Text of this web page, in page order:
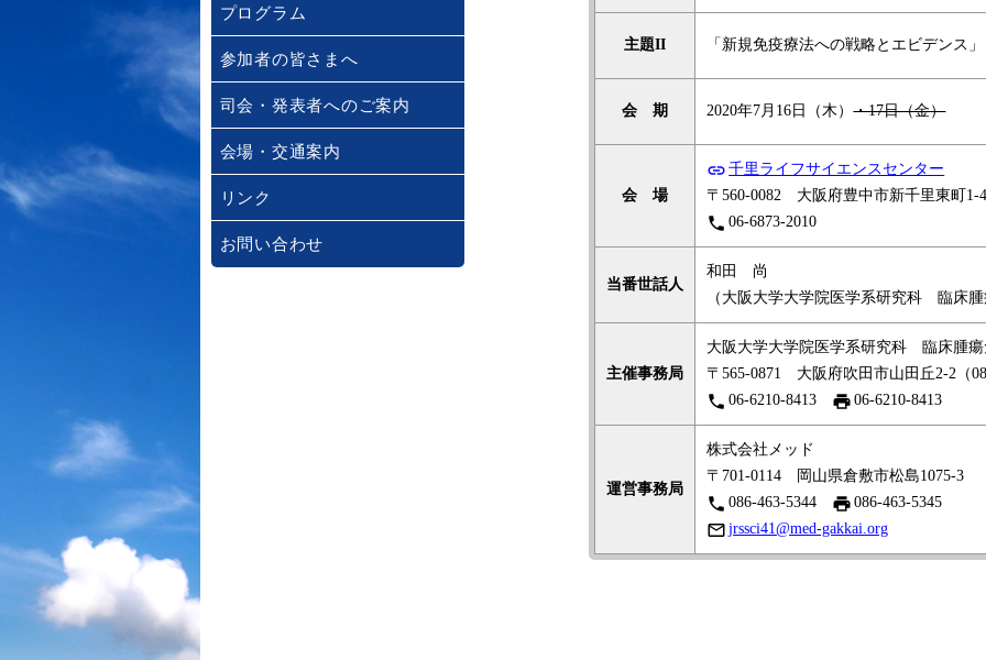
プログラム
参加者の皆さまへ
司会・発表者へのご案内
会場・交通案内
リンク
お問い合わせ
主題II 「新規免疫療法への戦略とエビデンス」
会 期 2020年7月16日（木）・17日（金）
会 場
link 千里ライフサイエンスセンター
〒560-0082 大阪府豊中市新千里東町1-
phone 06-6873-2010
当番世話人
和田 尚
（大阪大学大学院医学系研究科 臨床
主催事務局
大阪大学大学院医学系研究科 臨床腫
〒565-0871 大阪府吹田市山田丘2-2（
phone 06-6210-8413 print 06-6210-8413
運営事務局
株式会社メッド
〒701-0114 岡山県倉敷市松島1075-3
phone 086-463-5344 print 086-463-5345
mail_outline jrssci41@med-gakkai.org